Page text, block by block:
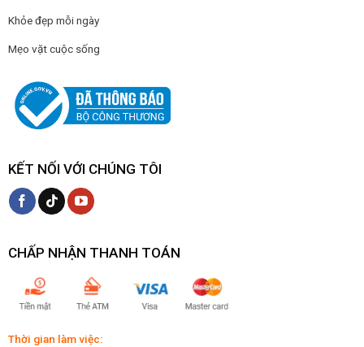
Khỏe đẹp mỗi ngày
Mẹo vặt cuộc sống
KẾT NỐI VỚI CHÚNG TÔI
CHẤP NHẬN THANH TOÁN
Thời gian làm việc: